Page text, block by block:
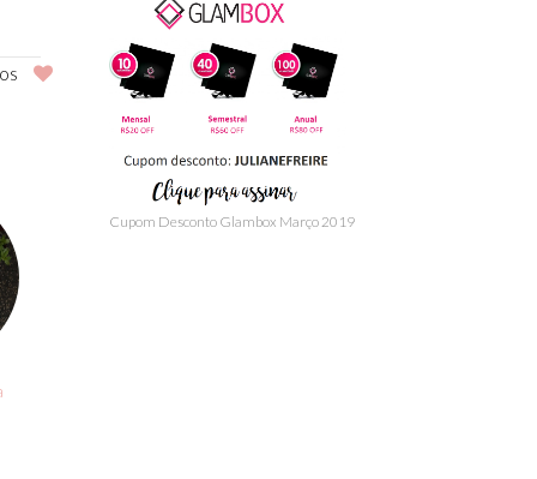
Cupom Desconto Glambox Março 2019